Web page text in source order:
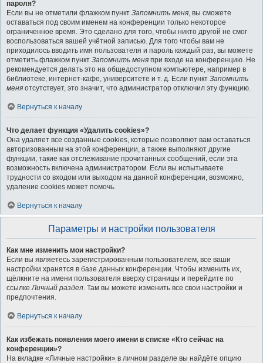
пароля?
Если вы не отметили флажком пункт Запомнить меня, вы сможете
оставаться под своим именем на конференции только некоторое
ограниченное время. Это сделано для того, чтобы никто другой не смог
воспользоваться вашей учётной записью. Для того чтобы вам не
приходилось вводить имя пользователя и пароль каждый раз, вы можете
отметить флажком пункт Запомнить меня при входе на конференцию. Не
рекомендуется делать это на общедоступном компьютере, например в
библиотеке, интернет-кафе, университете и т. д. Если пункт Запомнить
меня отсутствует, это значит, что администратор отключил эту функцию.
Вернуться к началу
Что делает функция «Удалить cookies»?
Она удаляет все созданные cookies, которые позволяют вам оставаться
авторизованным на этой конференции, а также выполняют другие
функции, такие как отслеживание прочитанных сообщений, если эта
возможность включена администратором. Если вы испытываете
трудности со входом или выходом на данной конференции, возможно,
удаление cookies может помочь.
Вернуться к началу
Параметры и настройки пользователя
Как мне изменить мои настройки?
Если вы являетесь зарегистрированным пользователем, все ваши
настройки хранятся в базе данных конференции. Чтобы изменить их,
щёлкните на имени пользователя вверху страницы и перейдите по
ссылкеЛичный раздел. Там вы можете изменить все свои настройки и
предпочтения.
Вернуться к началу
Как избежать появления моего имени в списке «Кто сейчас на
конференции»?
На вкладке «Личные настройки» в личном разделе вы найдёте опцию